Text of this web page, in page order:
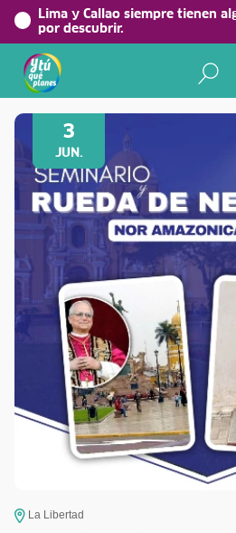
Lima y Callao siempre tienen
por descubrir.
Volver a Festividades
3
JUN.
La Libertad